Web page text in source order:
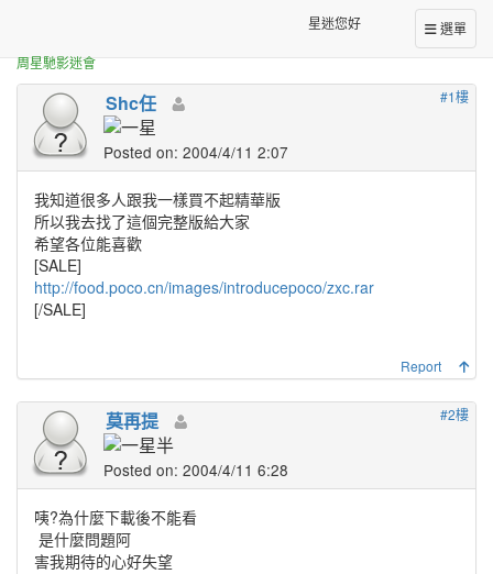
選單
星迷您好
周星馳影迷會
周星馳在北大[30分15秒,完整版]
#1樓
Shc任
Posted on: 2004/4/11 2:07
我知道很多人跟我一樣買不起精華版
所以我去找了這個完整版給大家
希望各位能喜歡
[SALE]
http://food.poco.cn/images/introducepoco/zxc.rar
[/SALE]
Report
#2樓
莫再提
Posted on: 2004/4/11 6:28
咦?為什麼下載後不能看
是什麼問題阿
害我期待的心好失望